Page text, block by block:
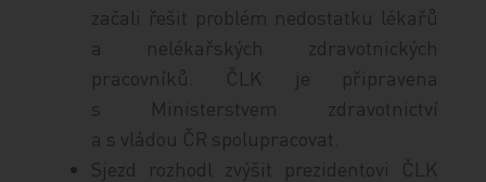
začali řešit problém nedostatku lékařů
a nelékařských zdravotnických
pracovníků. ČLK je připravena
s Ministerstvem zdravotnictví
a s vládou ČR spolupracovat.
Sjezd rozhodl zvýšit prezidentovi ČLK